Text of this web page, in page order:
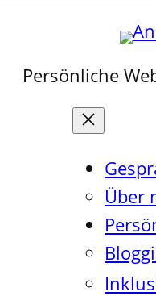
Persönliche
Über